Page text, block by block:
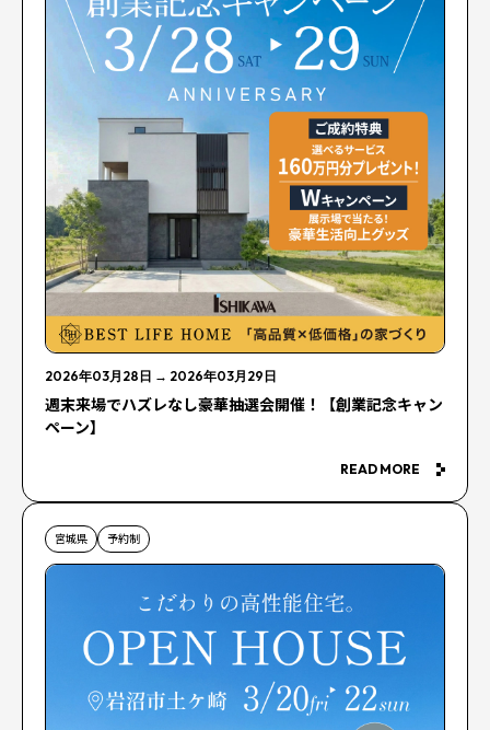
2026年03月28日 → 2026年03月29日
週末来場でハズレなし豪華抽選会開催！【創業記念キャン
ペーン】
READ MORE
宮城県 予約制